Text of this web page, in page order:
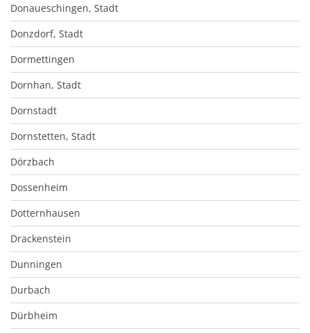
Donaueschingen, Stadt
Donzdorf, Stadt
Dormettingen
Dornhan, Stadt
Dornstadt
Dornstetten, Stadt
Dörzbach
Dossenheim
Dotternhausen
Drackenstein
Dunningen
Durbach
Dürbheim